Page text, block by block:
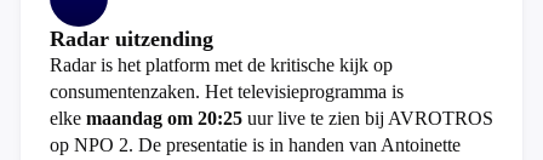
Radar uitzending
Radar is het platform met de kritische kijk op
consumentenzaken. Het televisieprogramma is
elke maandag om 20:25 uur live te zien bij AVROTROS
op NPO 2. De presentatie is in handen van Antoinette